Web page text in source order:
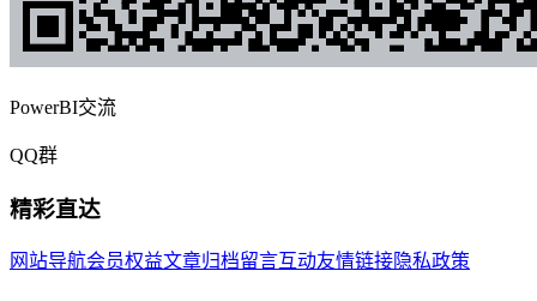
PowerBI交流
QQ群
精彩直达
网站导航会员权益文章归档留言互动友情链接隐私政策